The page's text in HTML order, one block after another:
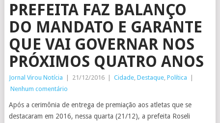
PREFEITA FAZ BALANÇO
DO MANDATO E GARANTE
QUE VAI GOVERNAR NOS
PRÓXIMOS QUATRO ANOS
Jornal Virou Notícia 21/12/2016 Cidade, Destaque, Política
Nenhum comentário
Após a cerimônia de entrega de premiação aos atletas que se
destacaram em 2016, nessa quarta (21/12), a prefeita Roseli